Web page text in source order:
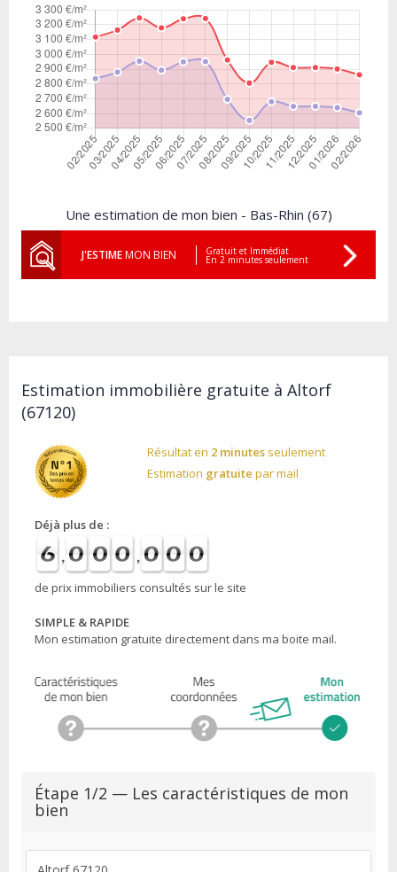
Une estimation de mon bien - Bas-Rhin (67)
J'ESTIMEMON BIEN Gratuit et Immédiat
En 2 minutes seulement
Estimation immobilière gratuite à Altorf
(67120)
Résultat en 2 minutesseulement
Estimation gratuite par mail
Déjà plus de :
de prix immobiliers consultés sur le site
SIMPLE & RAPIDE
Mon estimation gratuite directement dans ma boite mail.
Étape 1/2 — Les caractéristiques de mon
bien